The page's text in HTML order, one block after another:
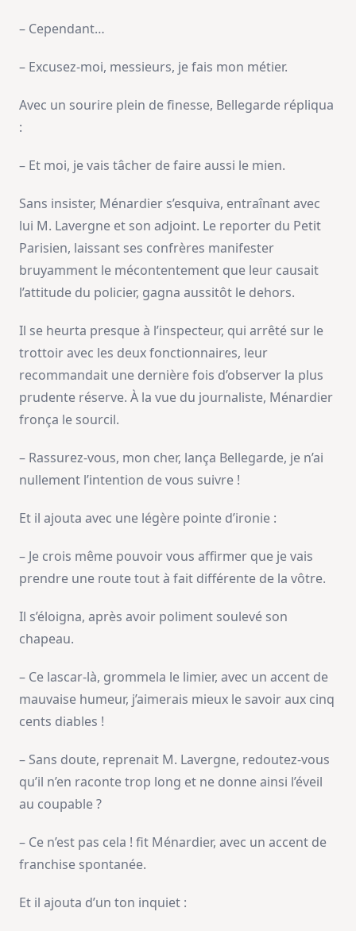
– Cependant…
– Excusez-moi, messieurs, je fais mon métier.
Avec un sourire plein de finesse, Bellegarde répliqua
:
– Et moi, je vais tâcher de faire aussi le mien.
Sans insister, Ménardier s’esquiva, entraînant avec
lui M. Lavergne et son adjoint. Le reporter du Petit
Parisien, laissant ses confrères manifester
bruyamment le mécontentement que leur causait
l’attitude du policier, gagna aussitôt le dehors.
Il se heurta presque à l’inspecteur, qui arrêté sur le
trottoir avec les deux fonctionnaires, leur
recommandait une dernière fois d’observer la plus
prudente réserve. À la vue du journaliste, Ménardier
fronça le sourcil.
– Rassurez-vous, mon cher, lança Bellegarde, je n’ai
nullement l’intention de vous suivre !
Et il ajouta avec une légère pointe d’ironie :
– Je crois même pouvoir vous affirmer que je vais
prendre une route tout à fait différente de la vôtre.
Il s’éloigna, après avoir poliment soulevé son
chapeau.
– Ce lascar-là, grommela le limier, avec un accent de
mauvaise humeur, j’aimerais mieux le savoir aux cinq
cents diables !
– Sans doute, reprenait M. Lavergne, redoutez-vous
qu’il n’en raconte trop long et ne donne ainsi l’éveil
au coupable ?
– Ce n’est pas cela ! fit Ménardier, avec un accent de
franchise spontanée.
Et il ajouta d’un ton inquiet :